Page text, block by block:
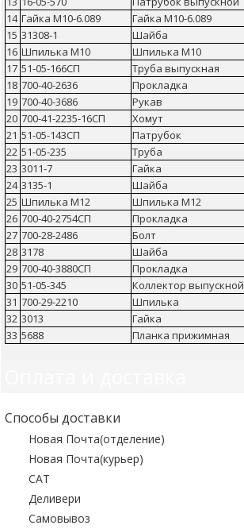
14 Гайка М10-6.089
Гайка М10-6.089
15 31308-1
Шайба
16 Шпилька М10
Шпилька М10
17 51-05-166СП
Труба выпускная
18 700-40-2636
Прокладка
19 700-40-3686
Рукав
20 700-41-2235-16СП
Хомут
21 51-05-143СП
Патрубок
22 51-05-235
Труба
23 3011-7
Гайка
24 3135-1
Шайба
25 Шпилька М12
Шпилька М12
26 700-40-2754СП
Прокладка
27 700-28-2486
Болт
28 3178
Шайба
29 700-40-3880СП
Прокладка
30 51-05-345
Коллектор выпускной
31 700-29-2210
Шпилька
32 3013
Гайка
33 5688 Планка прижимная
Способы доставки
Новая Почта(отделение)
Новая Почта(курьер)
САТ
Деливери
Самовывоз